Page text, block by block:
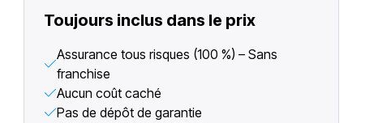
Toujours inclus dans le prix
Assurance tous risques (100 %) – Sans
franchise
Aucun coût caché
Pas de dépôt de garantie